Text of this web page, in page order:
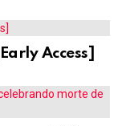
Access]